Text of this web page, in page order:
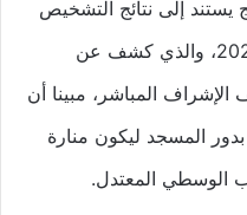
يستند إلى نتائج التشخيص
القطاعي الذي أنجز في ديسمبر 2025، والذي كشف عن
المباشر، مبينا أن
المسجد ليكون منارة
الوسطي المعتدل.